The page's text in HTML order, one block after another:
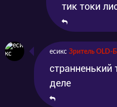
тик токи
есикс Зритель OLD-
деле